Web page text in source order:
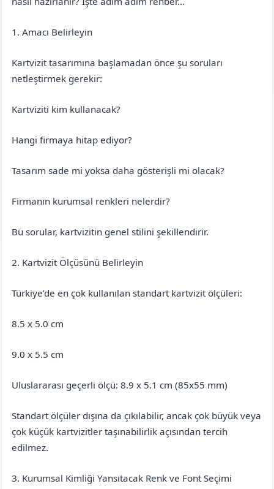
1. Amacı Belirleyin
Kartvizit tasarımına başlamadan önce şu soruları
netleştirmek gerekir:
Kartviziti kim kullanacak?
Hangi firmaya hitap ediyor?
Tasarım sade mi yoksa daha gösterişli mi olacak?
Firmanın kurumsal renkleri nelerdir?
Bu sorular, kartvizitin genel stilini şekillendirir.
2. Kartvizit Ölçüsünü Belirleyin
Türkiye’de en çok kullanılan standart kartvizit ölçüleri:
8.5 x 5.0 cm
9.0 x 5.5 cm
Uluslararası geçerli ölçü: 8.9 x 5.1 cm (85x55 mm)
Standart ölçüler dışına da çıkılabilir, ancak çok büyük veya
çok küçük kartvizitler taşınabilirlik açısından tercih
edilmez.
3. Kurumsal Kimliği Yansıtacak Renk ve Font Seçimi